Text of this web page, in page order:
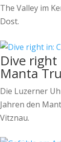
The Valley im
Dost.
Dive right
Manta
Die Luzerner
Jahren den
Vitznau.